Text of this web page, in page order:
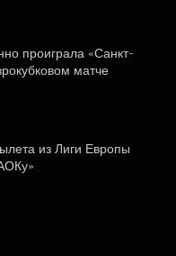
проиграла «Санкт-
матче
из Лиги Европы